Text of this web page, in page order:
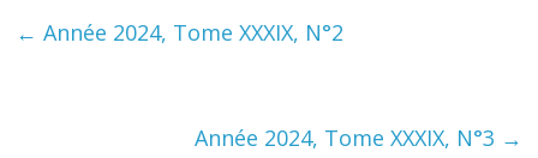
← Année 2024, Tome XXXIX, N°2
Année 2024, Tome XXXIX, N°3 →